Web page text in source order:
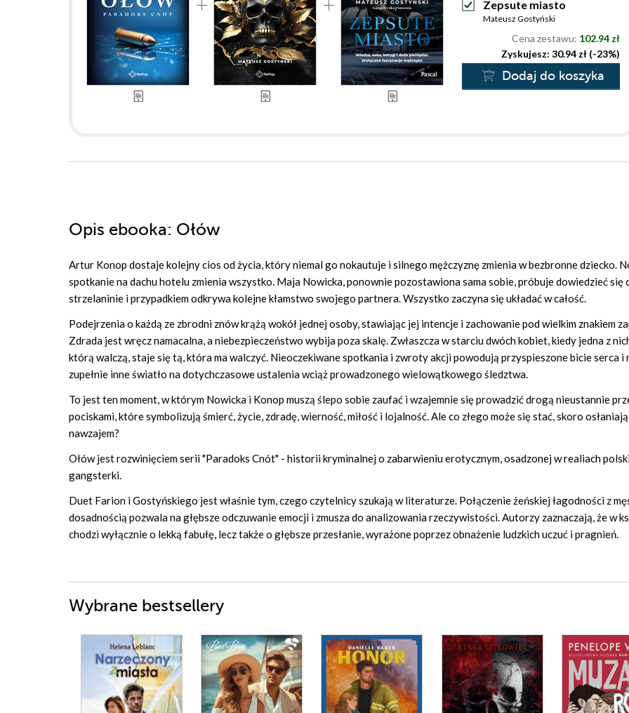
Zepsute miasto
Mateusz Gostyński
Cena zestawu: 102.94 zł
Zyskujesz: 30.94 zł (-23%)
Dodaj do koszyka
Opis ebooka: Ołów
Artur Konop dostaje kolejny cios od życia, który niemal go nokautuje i silnego mężczyznę zmienia w bezbronne dziecko.
spotkanie na dachu hotelu zmienia wszystko. Maja Nowicka, ponownie pozostawiona sama sobie, próbuje dowiedzieć się
strzelaninie i przypadkiem odkrywa kolejne kłamstwo swojego partnera. Wszystko zaczyna się układać w całość.
Podejrzenia o każdą ze zbrodni znów krążą wokół jednej osoby, stawiając jej intencje i zachowanie pod wielkim znakiem
Zdrada jest wręcz namacalna, a niebezpieczeństwo wybija poza skalę. Zwłaszcza w starciu dwóch kobiet, kiedy jedna z
którą walczą, staje się tą, która ma walczyć. Nieoczekiwane spotkania i zwroty akcji powodują przyspieszone bicie serca i
zupełnie inne światło na dotychczasowe ustalenia wciąż prowadzonego wielowątkowego śledztwa.
To jest ten moment, w którym Nowicka i Konop muszą ślepo sobie zaufać i wzajemnie się prowadzić drogą nieustannie
pociskami, które symbolizują śmierć, życie, zdradę, wierność, miłość i lojalność. Ale co złego może się stać, skoro
nawzajem?
Ołów jest rozwinięciem serii "Paradoks Cnót" - historii kryminalnej o zabarwieniu erotycznym, osadzonej w realiach
gangsterki.
Duet Farion i Gostyńskiego jest właśnie tym, czego czytelnicy szukają w literaturze. Połączenie żeńskiej łagodności z
dosadnością pozwala na głębsze odczuwanie emocji i zmusza do analizowania rzeczywistości. Autorzy zaznaczają, że w
chodzi wyłącznie o lekką fabułę, lecz także o głębsze przesłanie, wyrażone poprzez obnażenie ludzkich uczuć i pragnień.
Wybrane bestsellery